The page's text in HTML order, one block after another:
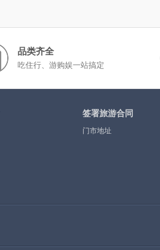
品类齐全
吃住行、游购娱一站搞定
签署旅游合同
门市地址